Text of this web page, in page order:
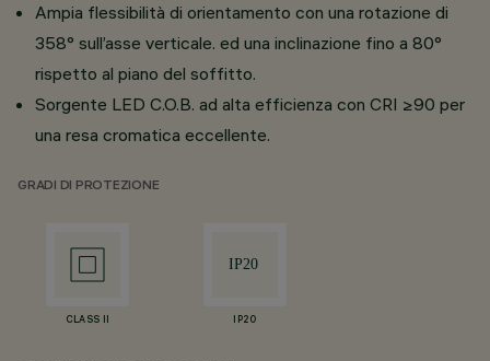
Ampia flessibilità di orientamento con una rotazione di
358° sull’asse verticale. ed una inclinazione fino a 80°
rispetto al piano del soffitto.
Sorgente LED C.O.B. ad alta efficienza con CRI ≥90 per
una resa cromatica eccellente.
GRADI DI PROTEZIONE
CLASS II IP20